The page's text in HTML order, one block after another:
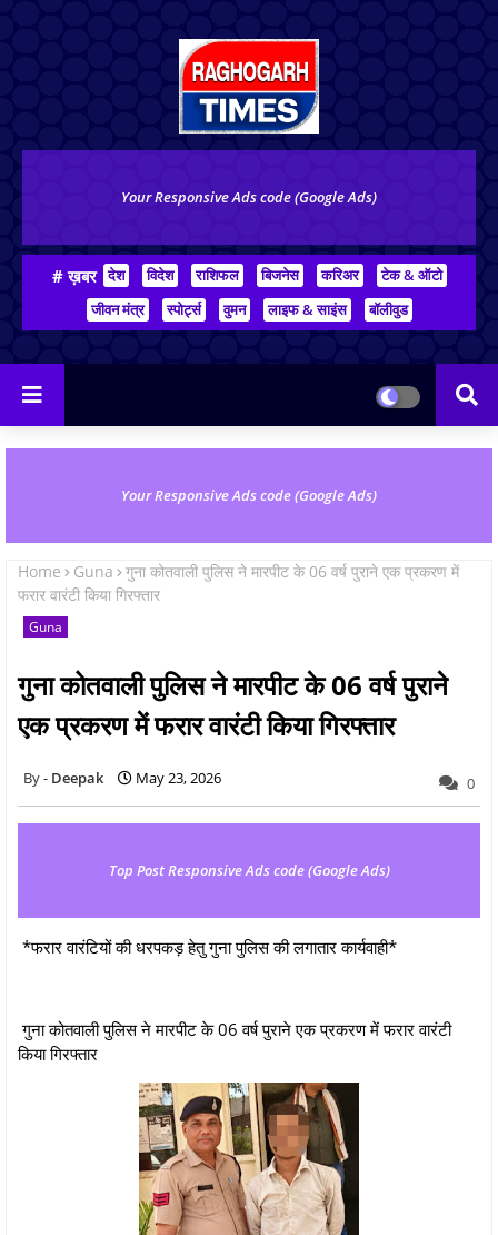
Your Responsive Ads code (Google Ads)
# ख़बर देश विदेश राशिफल बिजनेस करिअर
टेक & ऑटो
जीवन मंत्र
स्पोर्ट्स वुमन लाइफ & साइंस बॉलीवुड
Your Responsive Ads code (Google Ads)
Home Guna
गुना कोतवाली पुलिस ने मारपीट के 06 वर्ष पुराने एक प्रकरण में
फरार वारंटी किया गिरफ्तार
Guna
गुना कोतवाली पुलिस ने मारपीट के 06 वर्ष पुराने
एक प्रकरण में फरार वारंटी किया गिरफ्तार
Deepak May 23, 2026 0
Top Post Responsive Ads code (Google Ads)
*फरार वारंटियों की धरपकड़ हेतु गुना पुलिस की लगातार कार्यवाही*
गुना कोतवाली पुलिस ने मारपीट के 06 वर्ष पुराने एक प्रकरण में फरार वारंटी
किया गिरफ्तार